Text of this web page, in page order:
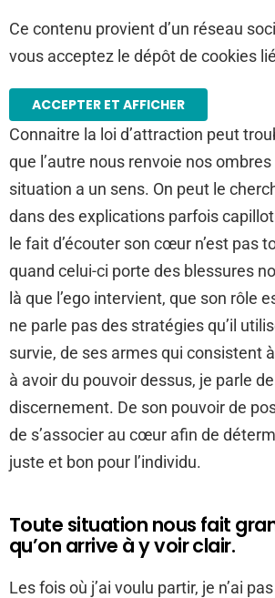
Ce contenu provient d’un réseau
vous acceptez le dépôt de cookies
ACCEPTER ET AFFICHER
Connaitre la loi d’attraction peut
que l’autre nous renvoie nos
situation a un sens. On peut le
dans des explications parfois
le fait d’écouter son cœur n’est pas
quand celui-ci porte des blessures
là que l’ego intervient, que son rôle
ne parle pas des stratégies qu’il
survie, de ses armes qui consistent
à avoir du pouvoir dessus, je parle
discernement. De son pouvoir de
de s’associer au cœur afin de
juste et bon pour l’individu.
Toute situation nous fait
qu’on arrive à y voir clair.
Les fois où j’ai voulu partir, je n’ai